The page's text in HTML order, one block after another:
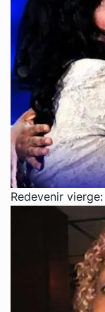
Redevenir